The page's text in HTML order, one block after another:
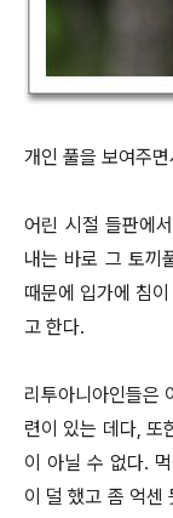
개인 풀을 보여주
어린 시절 들판에
내는 바로 그 토끼
때문에 입가에 침
고 한다.
리투아니아인들은
련이 있는 데다, 또
이 아닐 수 없다.
이 덜 했고 좀 억센